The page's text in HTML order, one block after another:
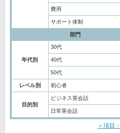
費用
サポート体制
部門
年代別
30代
40代
50代
レベル別 初心者
目的別
ビジネス英会話
日常英会話
＞項目